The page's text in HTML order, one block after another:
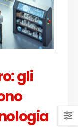
gli